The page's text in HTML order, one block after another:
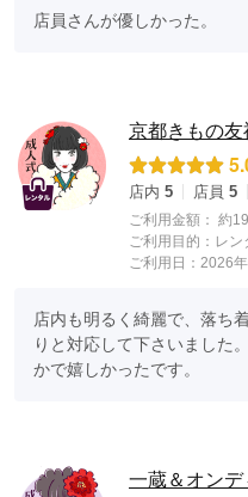
店員さんが優しかった。
京都きもの
店内 5 店員 5
ご利用金額： 約
ご利用目的： レン
ご利用日：2026
店内も明るく綺麗で、落ち
りと対応して下さいました
かで嬉しかったです。
一蔵＆オン